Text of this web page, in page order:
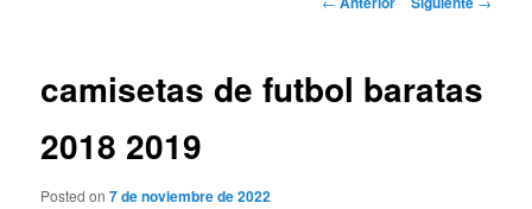
camisetas de futbol baratas
2018 2019
Posted on7 de noviembre de 2022